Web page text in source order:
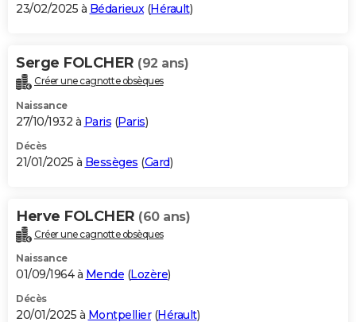
23/02/2025 à Bédarieux(Hérault)
Serge FOLCHER (92 ans)
Créer une cagnotte obsèques
Naissance
27/10/1932 à Paris (Paris)
Décès
21/01/2025 à Bessèges (Gard)
Herve FOLCHER (60 ans)
Créer une cagnotte obsèques
Naissance
01/09/1964 à Mende (Lozère)
Décès
20/01/2025 à Montpellier(Hérault)